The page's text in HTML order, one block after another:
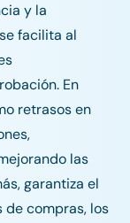
y la
facilita al
En
retrasos en
las
garantiza el
compras, los